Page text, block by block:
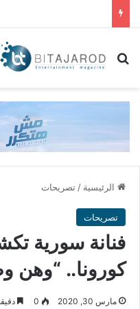
بحث عن
الرئيسية / تصريحات
تصريحات
فنانة سورية
كورونا.. “وهن
مارس 30, 2020 0